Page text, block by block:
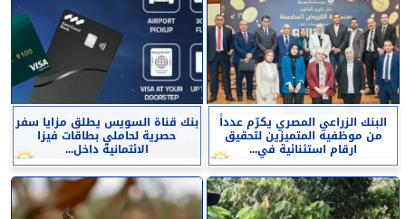
البنك الزراعي المصري يكرّم عدداً
من موظفيه المتميزين لتحقيق
ارقام استثنائية في...
بنك قناة السويس يطلق مزايا سفر
حصرية لحاملي بطاقات فيزا
الائتمانية داخل...